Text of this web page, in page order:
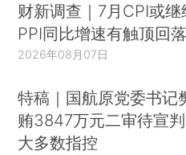
财新调查｜7月CPI或继
PPI同比增速有触顶回
2026年08月07日
特稿｜国航原党委书记
贿3847万元二审待宣
大多数指控